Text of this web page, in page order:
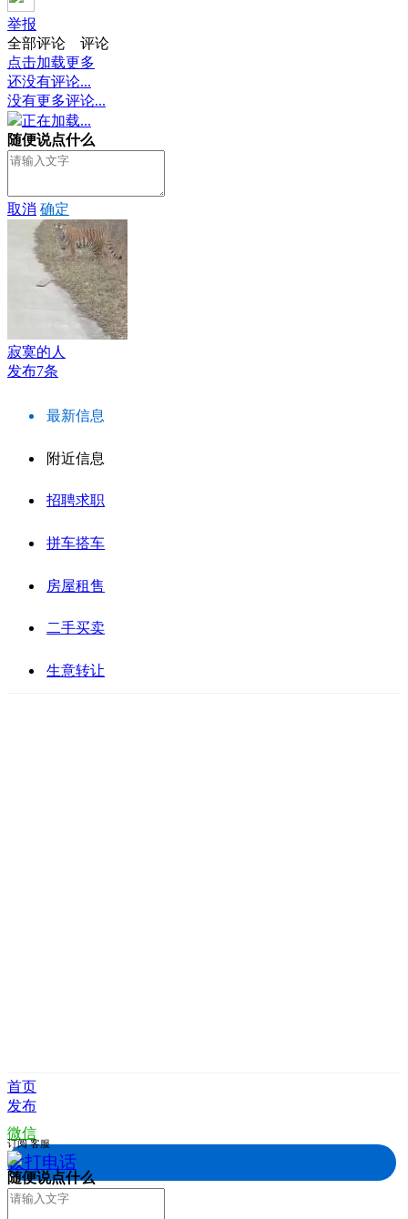
举报
全部评论
评论
点击加载更多
还没有评论...
没有更多评论...
正在加载...
随便说点什么
取消 确定
寂寞的人
发布7条
最新信息
附近信息
招聘求职
拼车搭车
房屋租售
二手买卖
生意转让
首页
发布
微信
拨打电话
订阅 客服
随便说点什么